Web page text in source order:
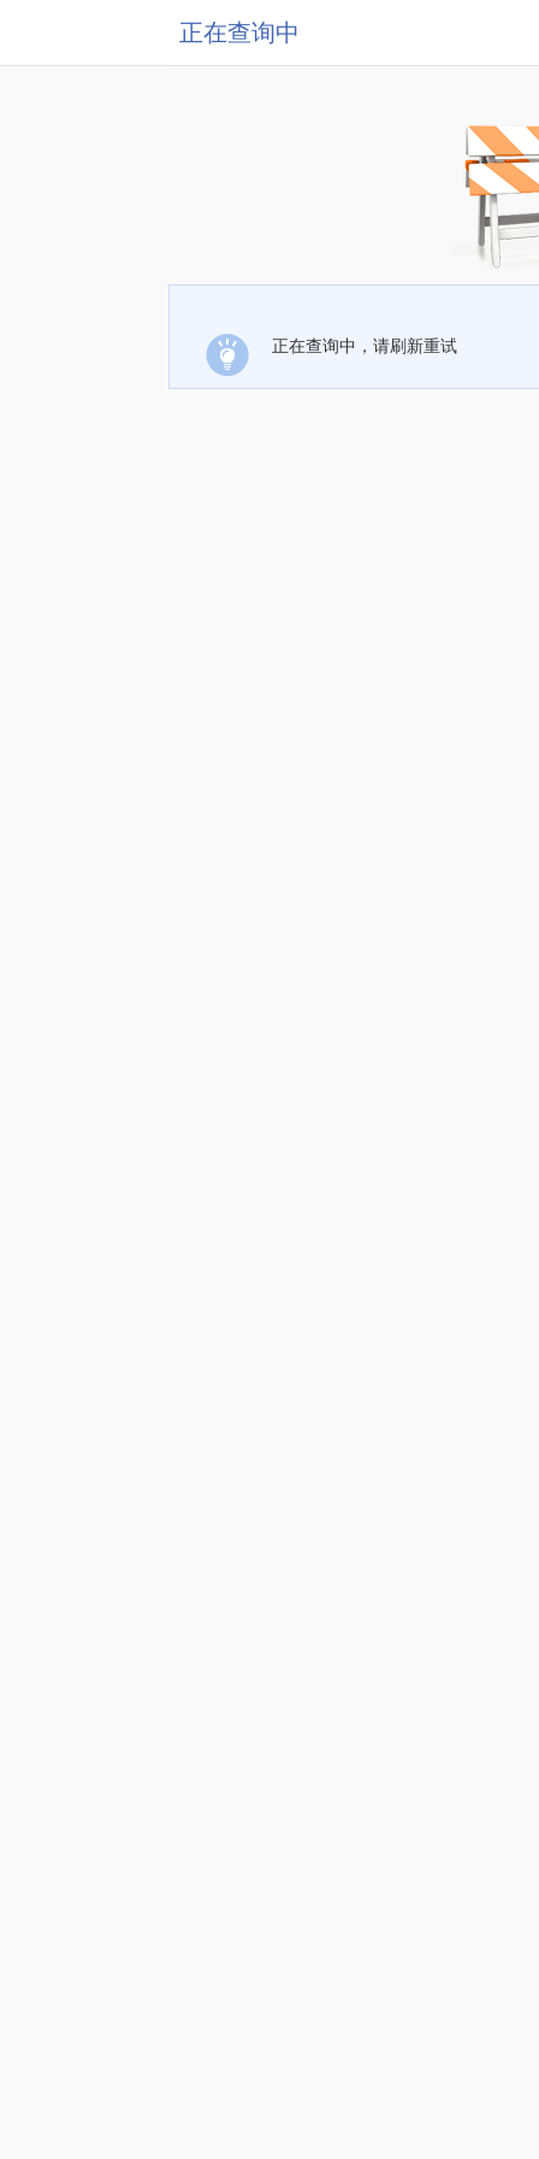
正在查询中
正在查询中，请刷新重试